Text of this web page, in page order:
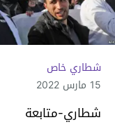
شطاري خاص
15 مارس 2022
شطاري-متابعة